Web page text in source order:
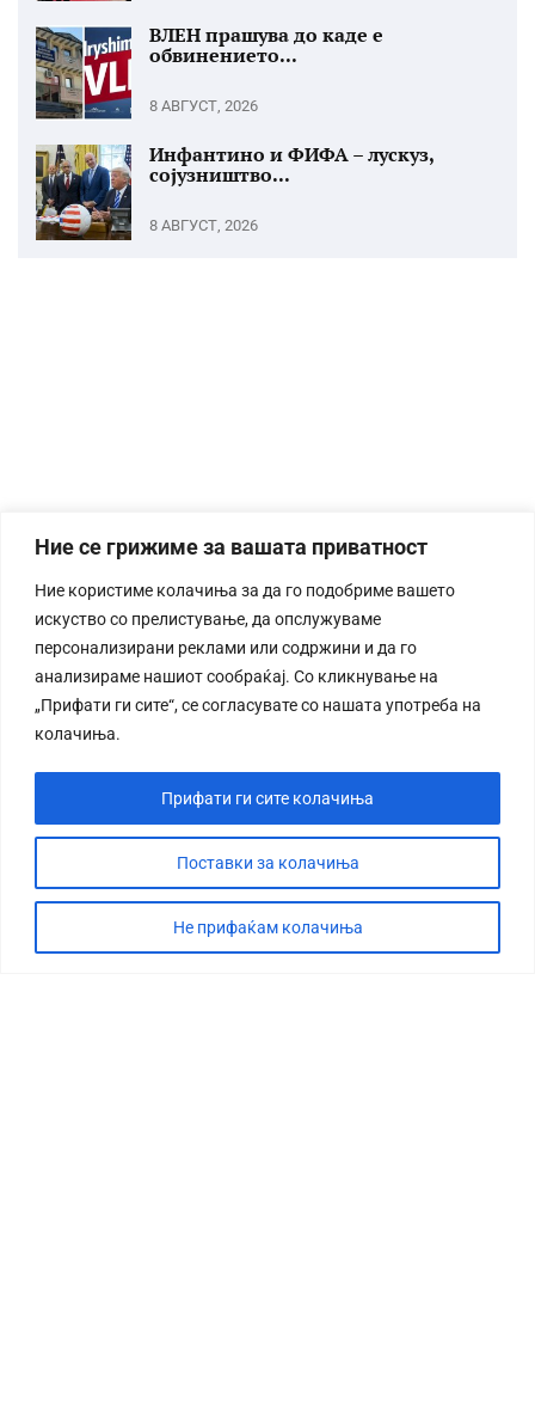
Ние се грижиме за вашата приватност
Ние користиме колачиња за да го подобриме вашето
искуство со прелистување, да опслужуваме
персонализирани реклами или содржини и да го
анализираме нашиот сообраќај. Со кликнување на
„Прифати ги сите“, се согласувате со нашата употреба на
колачиња.
Поставки за колачиња
Не прифаќам колачиња
Прифати ги сите колачиња
ВЛЕН прашува до каде е
обвинението...
8 АВГУСТ, 2026
Инфантино и ФИФА – лускуз,
сојузништво...
8 АВГУСТ, 2026